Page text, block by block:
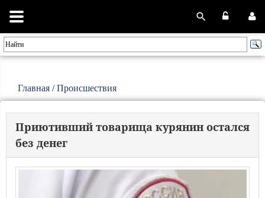
Главная /Происшествия
Приютивший товарища курянин остался
без денег